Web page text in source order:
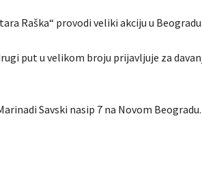
Raška“ provodi veliki akciju u Beogradu.
put u velikom broju prijavljuje za
Savski nasip 7 na Novom Beogradu.